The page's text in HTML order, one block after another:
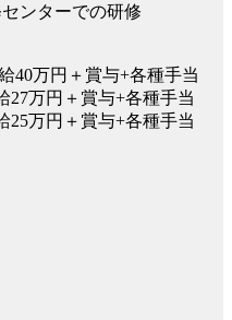
ンターでの研修
40万円＋賞与+各種手当
27万円＋賞与+各種手当
25万円＋賞与+各種手当